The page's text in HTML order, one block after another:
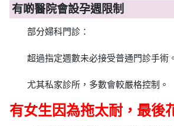
有啲醫院會設孕週限制
部分婦科門診：
超過指定週數未必接受普通門診手術。
尤其私家診所，多數會較嚴格控制。
有女生因為拖太耐，最後